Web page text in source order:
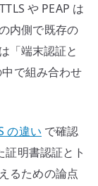
や PEAP は
内側で既存の
「端末認証と
で組み合わせ
の違い で確認
証明書認証とト
るための論点